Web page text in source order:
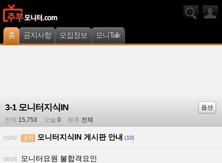
홈 공지사항 모집정보 모니Talk
3-1 모니터지식IN
옵션
전체 15,753 오늘 0 분류 전체
01/02 모니터지식IN 게시판 안내 (10)
06/26 모니터요원 불합격요인